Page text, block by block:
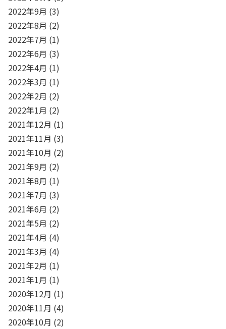
2022年9月 (3)
2022年8月 (2)
2022年7月 (1)
2022年6月 (3)
2022年4月 (1)
2022年3月 (1)
2022年2月 (2)
2022年1月 (2)
2021年12月 (1)
2021年11月 (3)
2021年10月 (2)
2021年9月 (2)
2021年8月 (1)
2021年7月 (3)
2021年6月 (2)
2021年5月 (2)
2021年4月 (4)
2021年3月 (4)
2021年2月 (1)
2021年1月 (1)
2020年12月 (1)
2020年11月 (4)
2020年10月 (2)